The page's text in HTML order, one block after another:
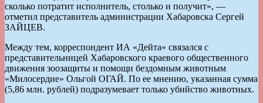
сколько потратит исполнитель, столько и получит», —
отметил представитель администрации Хабаровска Сергей
ЗАЙЦЕВ.
Между тем, корреспондент ИА «Дейта» связался с
представительницей Хабаровского краевого общественного
движения зоозащиты и помощи бездомным животным
«Милосердие» Ольгой ОГАЙ. По ее мнению, указанная сумма
(5,86 млн. рублей) подразумевает только убийство животных.